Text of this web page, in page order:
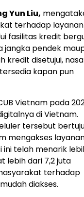
Yun Liu,
terhadap layanan
fasilitas kredit
jangka pendek
kredit disetujui,
kapan pun
Vietnam pada
di Vietnam.
tersebut
mengakses
ini telah menarik
lebih dari 7,2 juta
terhadap
diakses.